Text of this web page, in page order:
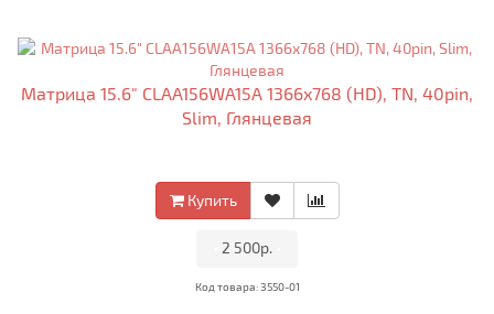
Матрица 15.6" CLAA156WA15A 1366x768 (HD), TN, 40pin,
Slim, Глянцевая
Купить
2 500р.
Код товара: 3550-01